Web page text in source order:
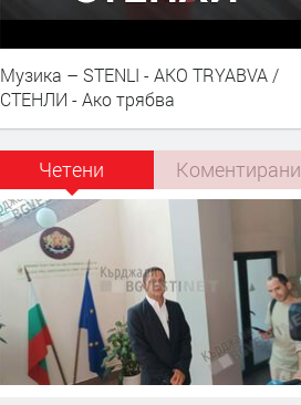
Музика – STENLI - AKO TRYABVA /
СТЕНЛИ - Ако трябва
Четени Коментирани